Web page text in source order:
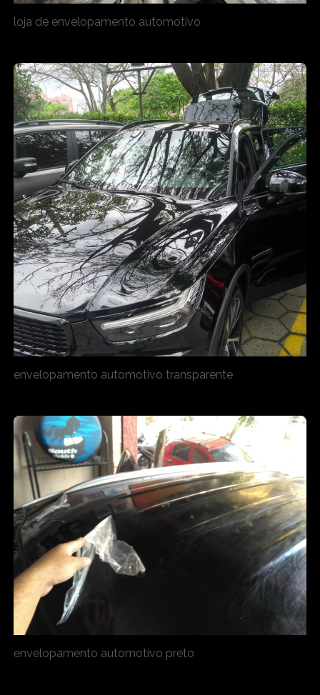
loja de envelopamento automotivo
envelopamento automotivo transparente
envelopamento automotivo preto